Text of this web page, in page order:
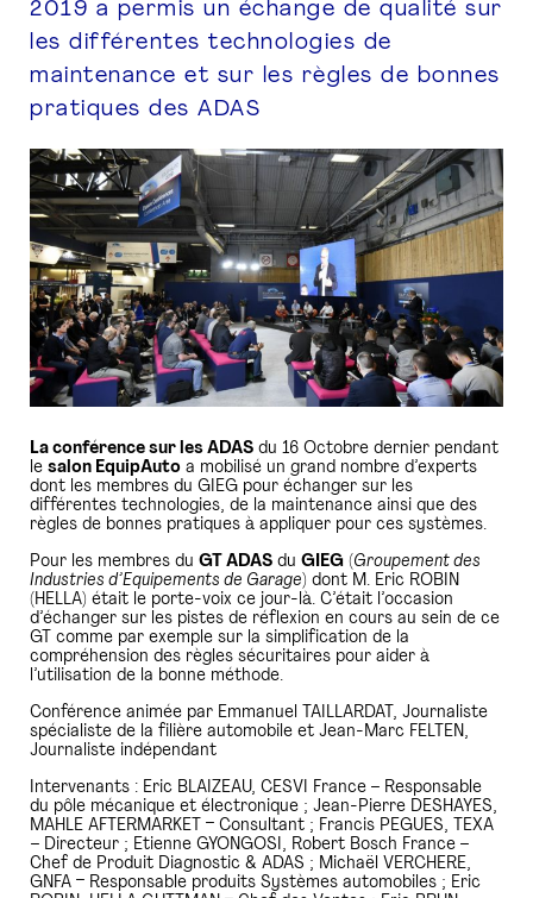
2019 a permis un échange de qualité sur
les différentes technologies de
maintenance et sur les règles de bonnes
pratiques des ADAS
La conférence sur les ADAS du 16 Octobre dernier pendant
le salon EquipAuto a mobilisé un grand nombre d’experts
dont les membres du GIEG pour échanger sur les
différentes technologies, de la maintenance ainsi que des
règles de bonnes pratiques à appliquer pour ces systèmes.
Pour les membres du GT ADAS du GIEG (Groupement des
Industries d’Equipements de Garage) dont M. Eric ROBIN
(HELLA) était le porte-voix ce jour-là. C’était l’occasion
d’échanger sur les pistes de réflexion en cours au sein de ce
GT comme par exemple sur la simplification de la
compréhension des règles sécuritaires pour aider à
l’utilisation de la bonne méthode.
Conférence animée par Emmanuel TAILLARDAT, Journaliste
spécialiste de la filière automobile et Jean-Marc FELTEN,
Journaliste indépendant
Intervenants : Eric BLAIZEAU, CESVI France – Responsable
du pôle mécanique et électronique ; Jean-Pierre DESHAYES,
MAHLE AFTERMARKET – Consultant ; Francis PEGUES, TEXA
– Directeur ; Etienne GYONGOSI, Robert Bosch France –
Chef de Produit Diagnostic & ADAS ; Michaël VERCHERE,
GNFA – Responsable produits Systèmes automobiles ; Eric